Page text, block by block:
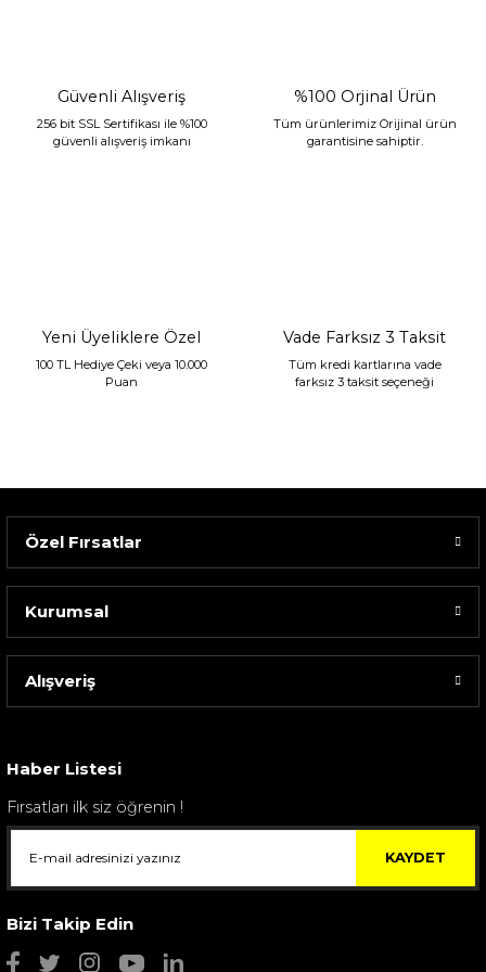
Sarev Elfıda Flanel Nevresim Takımı Çift Kişili...
Güvenli Alışveriş
256 bit SSL Sertifikası ile %100
güvenli alışveriş imkanı
%100 Orjinal Ürün
Tüm ürünlerimiz Orijinal ürün
garantisine sahiptir.
Yeni Üyeliklere Özel
100 TL Hediye Çeki veya 10.000
Puan
Vade Farksız 3 Taksit
Tüm kredi kartlarına vade
farksız 3 taksit seçeneği
Özel Fırsatlar
Kurumsal
Alışveriş
Haber Listesi
Fırsatları ilk siz öğrenin !
KAYDET
Bizi Takip Edin